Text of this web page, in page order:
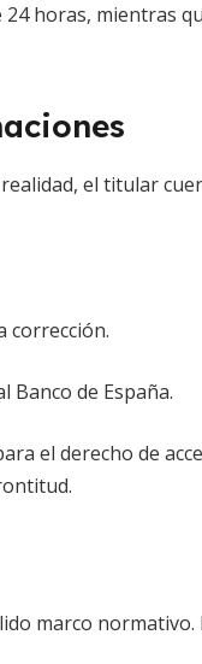
horas, mientras
el titular
corrección.
de España.
el derecho de
marco